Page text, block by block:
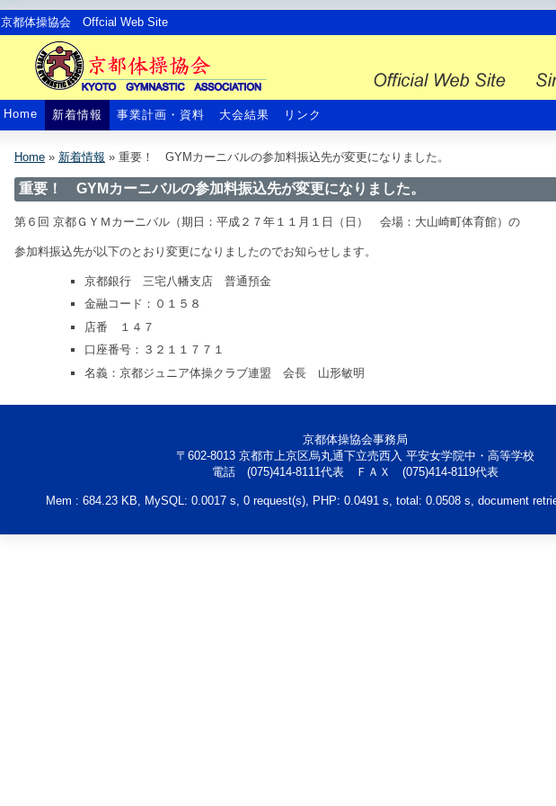
京都体操協会 Offcial Web Site
Home 新着情報 事業計画・資料 大会結果 リンク
Home » 新着情報 » 重要！ GYMカーニバルの参加料振込先が変更になりました。
重要！ GYMカーニバルの参加料振込先が変更になりました。
第６回 京都ＧＹＭカーニバル（期日：平成２７年１１月１日（日） 会場：大山崎町体育館）の
参加料振込先が以下のとおり変更になりましたのでお知らせします。
京都銀行 三宅八幡支店 普通預金
金融コード：０１５８
店番 １４７
口座番号：３２１１７７１
名義：京都ジュニア体操クラブ連盟 会長 山形敏明
京都体操協会事務局
〒602-8013 京都市上京区烏丸通下立売西入 平安女学院中・高等学校
電話 (075)414-8111代表 ＦＡＸ (075)414-8119代表
Mem : 684.23 KB, MySQL: 0.0017 s, 0 request(s), PHP: 0.0491 s, total: 0.0508 s, document